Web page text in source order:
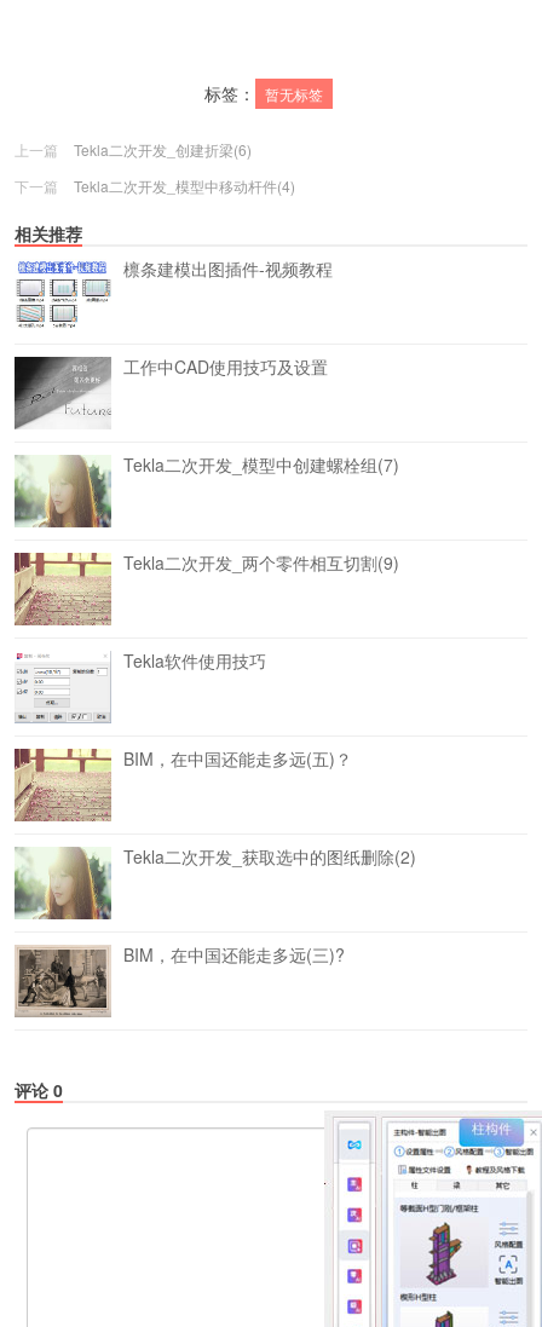
标签： 暂无标签
上一篇
Tekla二次开发_创建折梁(6)
下一篇
Tekla二次开发_模型中移动杆件(4)
相关推荐
檩条建模出图插件-视频教程
工作中CAD使用技巧及设置
Tekla二次开发_模型中创建螺栓组(7)
Tekla二次开发_两个零件相互切割(9)
Tekla软件使用技巧
BIM，在中国还能走多远(五)？
Tekla二次开发_获取选中的图纸删除(2)
BIM，在中国还能走多远(三)?
评论 0